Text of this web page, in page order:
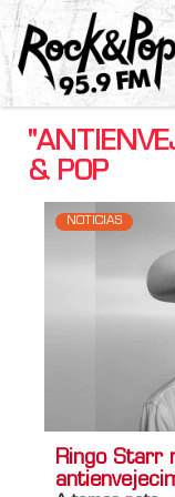
& POP
NOTICIAS
Ringo Starr